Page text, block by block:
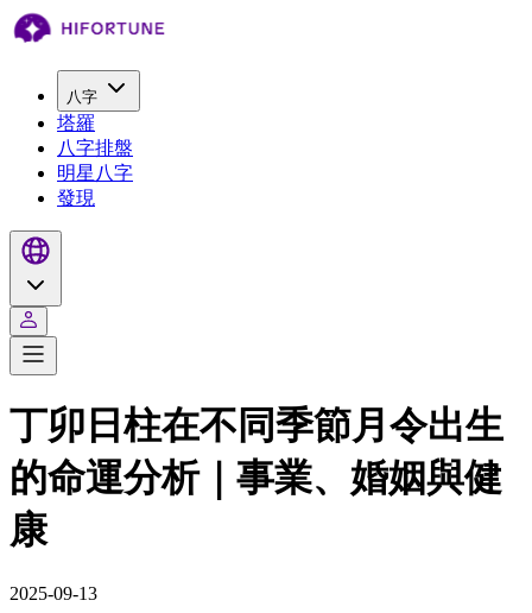
八字
塔羅
八字排盤
明星八字
發現
丁卯日柱在不同季節月令出生
的命運分析｜事業、婚姻與健
康
2025-09-13